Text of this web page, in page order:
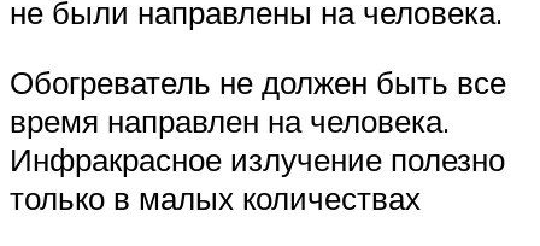
не были направлены на человека.
Обогреватель не должен быть все
время направлен на человека.
Инфракрасное излучение полезно
только в малых количествах